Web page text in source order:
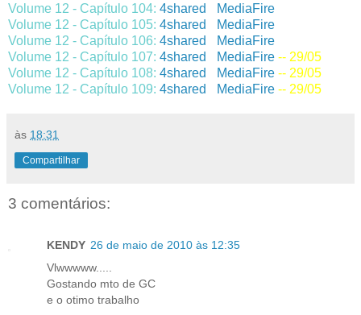
Volume 12 - Capítulo 104: 4shared MediaFire
Volume 12 - Capítulo 105: 4shared MediaFire
Volume 12 - Capítulo 106: 4shared MediaFire
Volume 12 - Capítulo 107: 4shared MediaFire -- 29/05
Volume 12 - Capítulo 108: 4shared MediaFire -- 29/05
Volume 12 - Capítulo 109: 4shared MediaFire -- 29/05
às 18:31
Compartilhar
3 comentários:
KENDY 26 de maio de 2010 às 12:35
Vlwwwww.....
Gostando mto de GC
e o otimo trabalho